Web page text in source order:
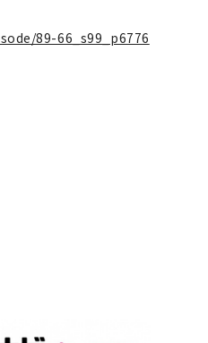
89-66_s99_p6776